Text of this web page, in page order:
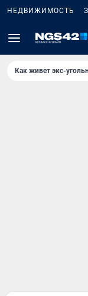
НЕДВИЖИМОСТЬ
Как живет экс-